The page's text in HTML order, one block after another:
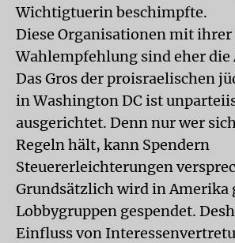
Wichtigtuerin beschimpfte.
Diese Organisationen mit
Wahlempfehlung sind eher die
Das Gros der proisraelischen
in Washington DC ist
ausgerichtet. Denn nur wer
Regeln hält, kann Spendern
Steuererleichterungen
Grundsätzlich wird in Amerika
Lobbygruppen gespendet.
Einfluss von